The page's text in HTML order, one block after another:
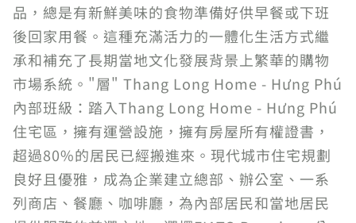
品，總是有新鮮美味的食物準備好供早餐或下班
後回家用餐。這種充滿活力的一體化生活方式繼
承和補充了長期當地文化發展背景上繁華的購物
市場系統。"層" Thang Long Home - Hưng Phú
內部班級：踏入Thang Long Home - Hưng Phú
住宅區，擁有運營設施，擁有房屋所有權證書，
超過80%的居民已經搬進來。現代城市住宅規劃
良好且優雅，成為企業建立總部、辦公室、一系
列商店、餐廳、咖啡廳，為內部居民和當地居民